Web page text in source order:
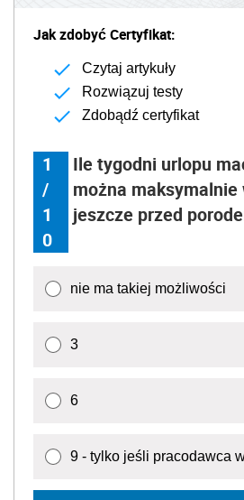
Jak zdobyć Certyfikat:
Czytaj artykuły
Rozwiązuj testy
Zdobądź certyfikat
1
/
1
0
Ile tygodni urlopu
można
jeszcze przed
nie ma takiej możliwości
3
6
9 - tylko jeśli pracodawca